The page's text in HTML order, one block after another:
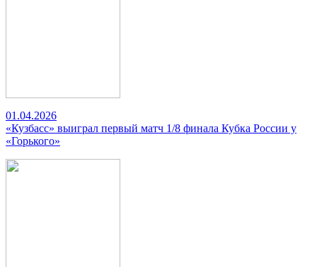
01.04.2026
«Кузбасс» выиграл первый матч 1/8 финала Кубка России у
«Горького»